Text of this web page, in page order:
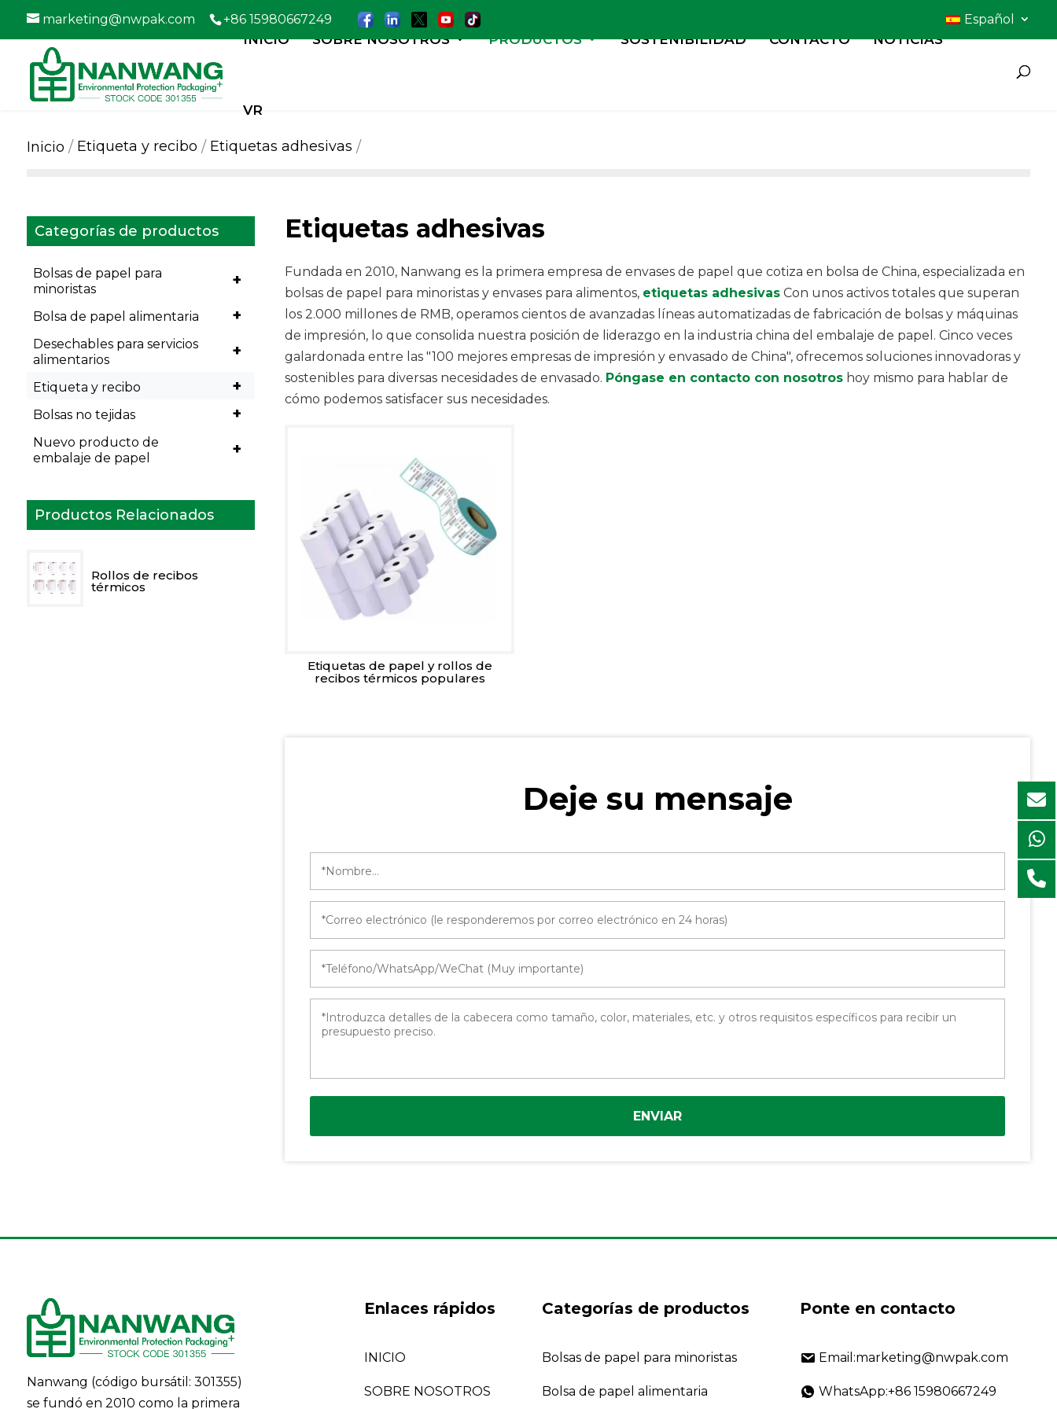
marketing@nwpak.com +86 15980667249 Español
INICIO SOBRE NOSOTROS PRODUCTOS SOSTENIBILIDAD CONTACTO NOTICIAS
VR
Inicio Etiqueta y recibo Etiquetas adhesivas
Categorías de productos
+
Bolsas de papel para
minoristas
+
Bolsa de papel alimentaria
+
Desechables para servicios
alimentarios
+
Etiqueta y recibo
+
Bolsas no tejidas
+
Nuevo producto de
embalaje de papel
Productos Relacionados
Rollos de recibos
térmicos
Etiquetas adhesivas
Fundada en 2010, Nanwang es la primera empresa de envases de papel que cotiza en bolsa de China, especializada en
bolsas de papel para minoristas y envases para alimentos, etiquetas adhesivas Con unos activos totales que superan
los 2.000 millones de RMB, operamos cientos de avanzadas líneas automatizadas de fabricación de bolsas y máquinas
de impresión, lo que consolida nuestra posición de liderazgo en la industria china del embalaje de papel. Cinco veces
galardonada entre las "100 mejores empresas de impresión y envasado de China", ofrecemos soluciones innovadoras y
sostenibles para diversas necesidades de envasado. Póngase en contacto con nosotros hoy mismo para hablar de
cómo podemos satisfacer sus necesidades.
Etiquetas de papel y rollos de
recibos térmicos populares
Deje su mensaje
ENVIAR
Nanwang (código bursátil: 301355)
se fundó en 2010 como la primera
Enlaces rápidos
INICIO
SOBRE NOSOTROS
Categorías de productos
Bolsas de papel para minoristas
Bolsa de papel alimentaria
Ponte en contacto
Email:marketing@nwpak.com
WhatsApp:+86 15980667249